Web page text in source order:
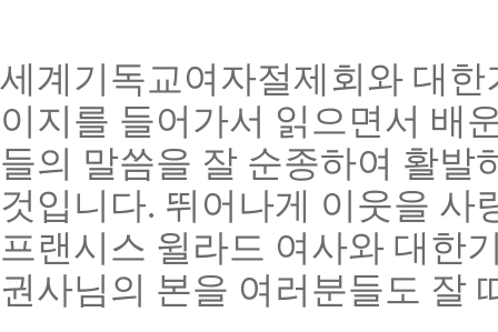
세계기독교여자절제회와 대
이지를 들어가서 읽으면서 배
들의 말씀을 잘 순종하여 활발
것입니다. 뛰어나게 이웃을 사
프랜시스 윌라드 여사와 대한
권사님의 본을 여러분들도 잘